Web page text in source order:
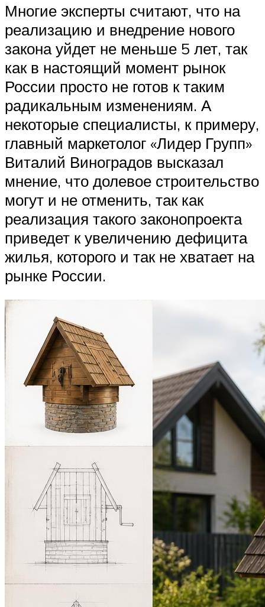
Многие эксперты считают, что на
реализацию и внедрение нового
закона уйдет не меньше 5 лет, так
как в настоящий момент рынок
России просто не готов к таким
радикальным изменениям. А
некоторые специалисты, к примеру,
главный маркетолог «Лидер Групп»
Виталий Виноградов высказал
мнение, что долевое строительство
могут и не отменить, так как
реализация такого законопроекта
приведет к увеличению дефицита
жилья, которого и так не хватает на
рынке России.